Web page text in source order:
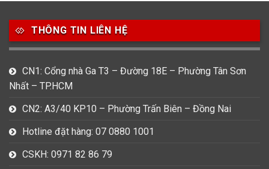
THÔNG TIN LIÊN HỆ
CN1: Cổng nhà Ga T3 – Đường 18E – Phường Tân Sơn
Nhất – TP.HCM
CN2: A3/40 KP10 – Phường Trấn Biên – Đồng Nai
Hotline đặt hàng: 07 0880 1001
CSKH: 0971 82 86 79